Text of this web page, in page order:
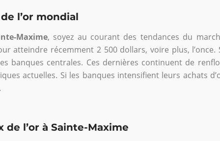
l’or mondial
Maxime, soyez au courant des tendances du
atteindre récemment 2 500 dollars, voire plus,
banques centrales. Ces dernières continuent de
actuelles. Si les banques intensifient leurs achats
l’or à Sainte-Maxime